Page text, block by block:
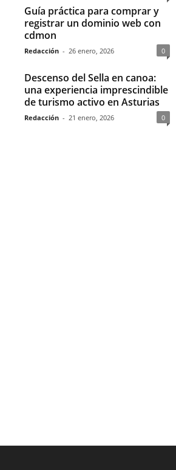
Guía práctica para comprar y
registrar un dominio web con
cdmon
Redacción - 26 enero, 2026 0
Descenso del Sella en canoa:
una experiencia imprescindible
de turismo activo en Asturias
Redacción - 21 enero, 2026 0